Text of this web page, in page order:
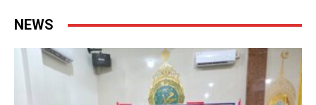
NEWS